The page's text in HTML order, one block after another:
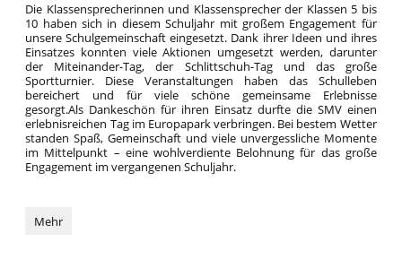
Die Klassensprecherinnen und Klassensprecher der Klassen 5 bis
10 haben sich in diesem Schuljahr mit großem Engagement für
unsere Schulgemeinschaft eingesetzt. Dank ihrer Ideen und ihres
Einsatzes konnten viele Aktionen umgesetzt werden, darunter
der Miteinander-Tag, der Schlittschuh-Tag und das große
Sportturnier. Diese Veranstaltungen haben das Schulleben
bereichert und für viele schöne gemeinsame Erlebnisse
gesorgt.Als Dankeschön für ihren Einsatz durfte die SMV einen
erlebnisreichen Tag im Europapark verbringen. Bei bestem Wetter
standen Spaß, Gemeinschaft und viele unvergessliche Momente
im Mittelpunkt – eine wohlverdiente Belohnung für das große
Engagement im vergangenen Schuljahr.
Dankeschön
Mehr